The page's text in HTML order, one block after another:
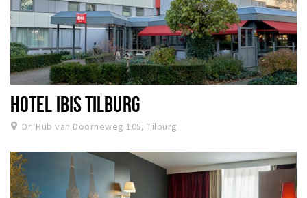
HOTEL IBIS TILBURG
Dr. Hub van Doorneweg 105, Tilburg